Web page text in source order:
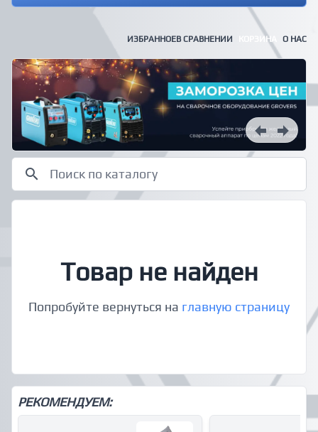
ИЗБРАННОЕВ СРАВНЕНИИ КОРЗИНА О НАС
Товар не найден
Попробуйте вернуться на главную страницу
РЕКОМЕНДУЕМ: